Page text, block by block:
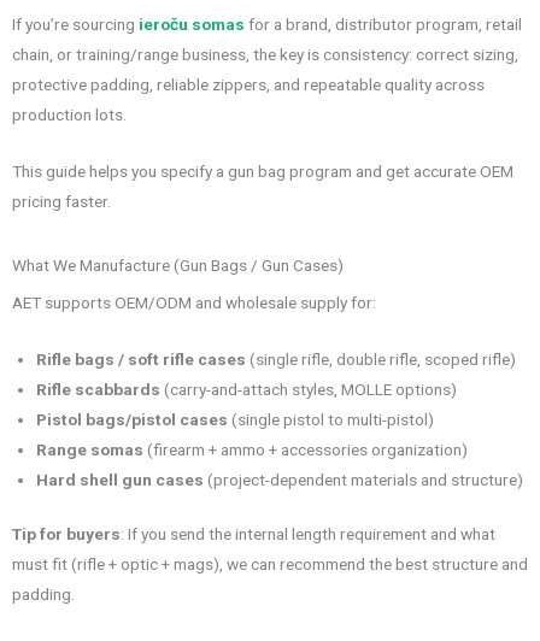
If you’re sourcing ieroču somas for a brand, distributor program, retail
chain, or training/range business, the key is consistency: correct sizing,
protective padding, reliable zippers, and repeatable quality across
production lots.
This guide helps you specify a gun bag program and get accurate OEM
pricing faster.
What We Manufacture (Gun Bags / Gun Cases)
AET supports OEM/ODM and wholesale supply for:
Rifle bags / soft rifle cases (single rifle, double rifle, scoped rifle)
Rifle scabbards (carry-and-attach styles, MOLLE options)
Pistol bags/pistol cases (single pistol to multi-pistol)
Range somas (firearm + ammo + accessories organization)
Hard shell gun cases (project-dependent materials and structure)
Tip for buyers: If you send the internal length requirement and what
must fit (rifle + optic + mags), we can recommend the best structure and
padding.